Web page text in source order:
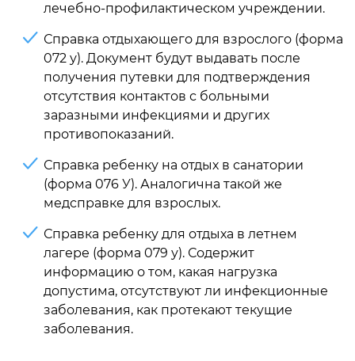
лечебно-профилактическом учреждении.
Справка отдыхающего для взрослого (форма
072 у). Документ будут выдавать после
получения путевки для подтверждения
отсутствия контактов с больными
заразными инфекциями и других
противопоказаний.
Справка ребенку на отдых в санатории
(форма 076 У). Аналогична такой же
медсправке для взрослых.
Справка ребенку для отдыха в летнем
лагере (форма 079 у). Содержит
информацию о том, какая нагрузка
допустима, отсутствуют ли инфекционные
заболевания, как протекают текущие
заболевания.